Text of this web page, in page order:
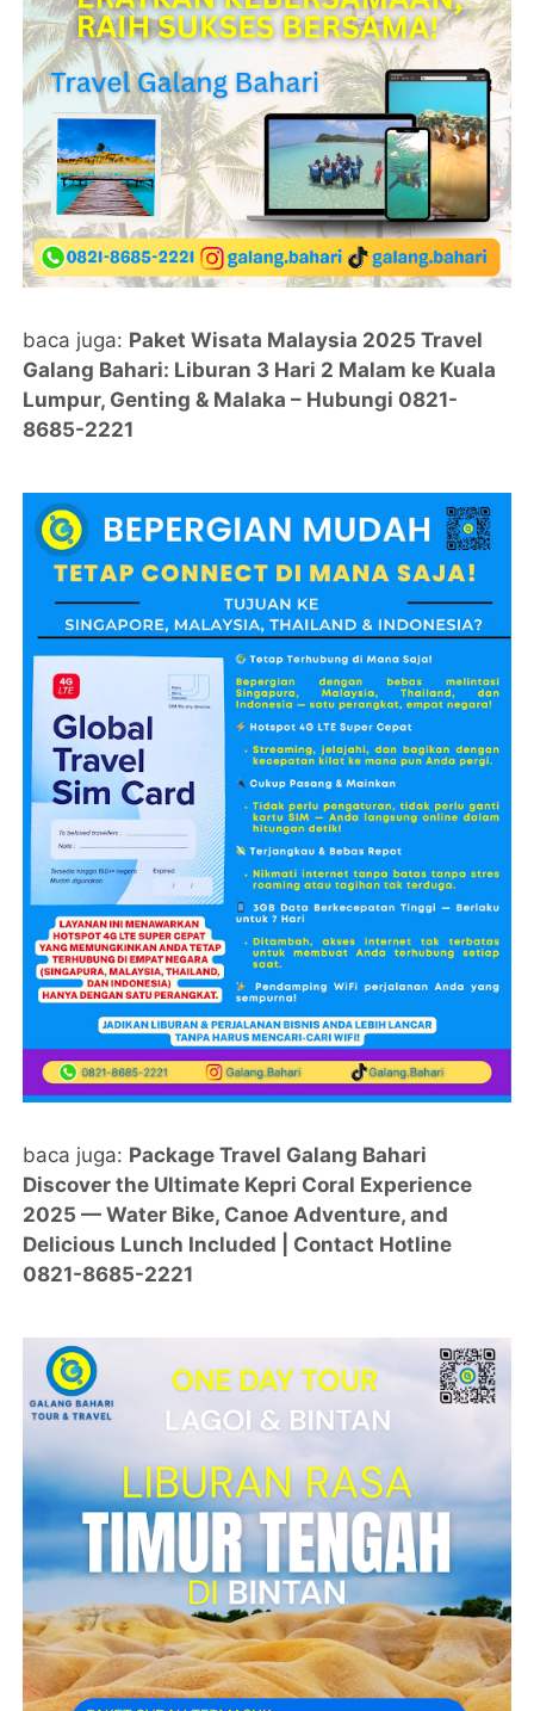
baca juga: Paket Wisata Malaysia 2025 Travel
Galang Bahari: Liburan 3 Hari 2 Malam ke Kuala
Lumpur, Genting & Malaka – Hubungi 0821-
8685-2221
baca juga: Package Travel Galang Bahari
Discover the Ultimate Kepri Coral Experience
2025 — Water Bike, Canoe Adventure, and
Delicious Lunch Included | Contact Hotline
0821-8685-2221